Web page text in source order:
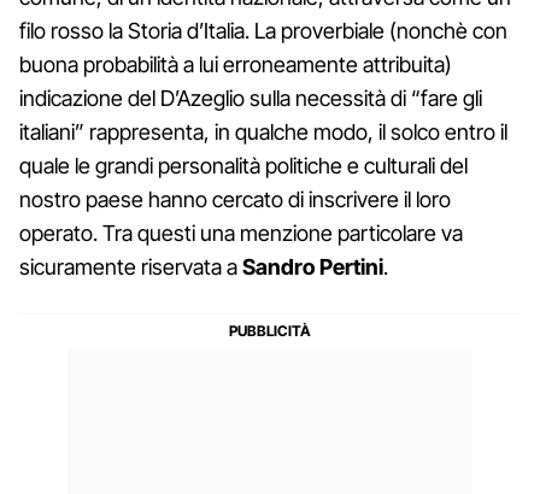
filo rosso la Storia d’Italia. La proverbiale (nonchè con
buona probabilità a lui erroneamente attribuita)
indicazione del D’Azeglio sulla necessità di “fare gli
italiani” rappresenta, in qualche modo, il solco entro il
quale le grandi personalità politiche e culturali del
nostro paese hanno cercato di inscrivere il loro
operato. Tra questi una menzione particolare va
sicuramente riservata aSandro Pertini.